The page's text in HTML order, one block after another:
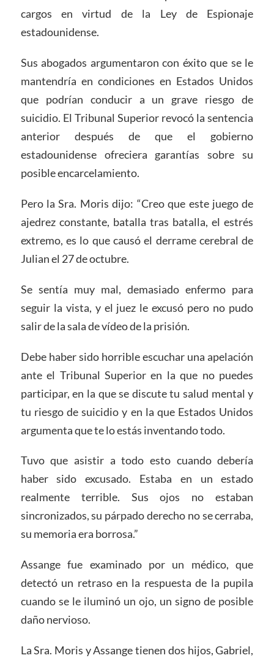
cargos en virtud de la Ley de Espionaje
estadounidense.
Sus abogados argumentaron con éxito que se le
mantendría en condiciones en Estados Unidos
que podrían conducir a un grave riesgo de
suicidio. El Tribunal Superior revocó la sentencia
anterior después de que el gobierno
estadounidense ofreciera garantías sobre su
posible encarcelamiento.
Pero la Sra. Moris dijo: “Creo que este juego de
ajedrez constante, batalla tras batalla, el estrés
extremo, es lo que causó el derrame cerebral de
Julian el 27 de octubre.
Se sentía muy mal, demasiado enfermo para
seguir la vista, y el juez le excusó pero no pudo
salir de la sala de vídeo de la prisión.
Debe haber sido horrible escuchar una apelación
ante el Tribunal Superior en la que no puedes
participar, en la que se discute tu salud mental y
tu riesgo de suicidio y en la que Estados Unidos
argumenta que te lo estás inventando todo.
Tuvo que asistir a todo esto cuando debería
haber sido excusado. Estaba en un estado
realmente terrible. Sus ojos no estaban
sincronizados, su párpado derecho no se cerraba,
su memoria era borrosa.”
Assange fue examinado por un médico, que
detectó un retraso en la respuesta de la pupila
cuando se le iluminó un ojo, un signo de posible
daño nervioso.
La Sra. Moris y Assange tienen dos hijos, Gabriel,